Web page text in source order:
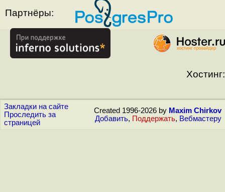
Партнёры:
Хостинг:
Закладки на сайте
Проследить за
страницей
Created 1996-2026 by Maxim Chirkov
Добавить, Поддержать, Вебмастеру